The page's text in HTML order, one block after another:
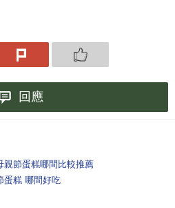
回應
親節蛋糕哪間比較推薦
蛋糕 哪間好吃